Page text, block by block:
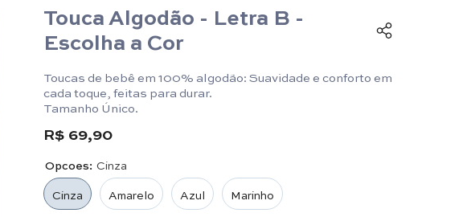
Touca Algodão - Letra B -
Escolha a Cor
Toucas de bebê em 100% algodão: Suavidade e conforto em
cada toque, feitas para durar.
Tamanho Único.
R$ 69,90
Opcoes: Cinza
Cinza
Amarelo Azul Marinho